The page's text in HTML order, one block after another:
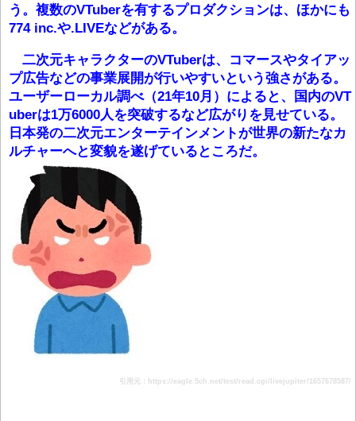
う。複数のVTuberを有するプロダクションは、ほかにも
774 inc.や.LIVEなどがある。
二次元キャラクターのVTuberは、コマースやタイアッ
プ広告などの事業展開が行いやすいという強さがある。
ユーザーローカル調べ（21年10月）によると、国内のVT
uberは1万6000人を突破するなど広がりを見せている。
日本発の二次元エンターテインメントが世界の新たなカ
ルチャーへと変貌を遂げているところだ。
引用元：https://eagle.5ch.net/test/read.cgi/livejupiter/1657678587/